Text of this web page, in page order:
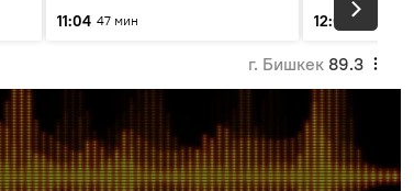
этапка жетти?
11:04 47 мин
12:01
3 мин
г. Бишкек 89.3